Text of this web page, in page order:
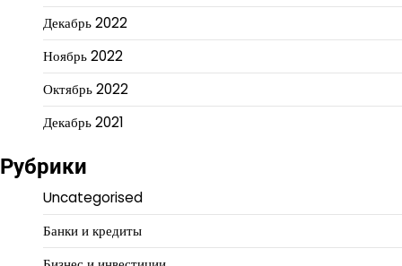
Декабрь 2022
Ноябрь 2022
Октябрь 2022
Декабрь 2021
Рубрики
Uncategorised
Банки и кредиты